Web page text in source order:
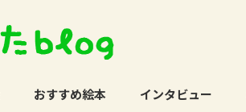
おすすめ絵本 インタビュー